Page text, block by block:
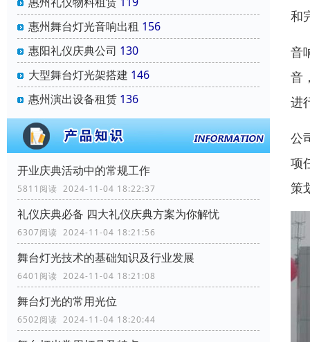
惠州舞台灯光音响出租 156
惠阳礼仪庆典公司 130
大型舞台灯光架搭建 146
惠州演出设备租赁 136
开业庆典活动中的常规工作
5811阅读 2024-11-04 18:22:37
礼仪庆典必备 四大礼仪庆典方案为你解忧
6307阅读 2024-11-04 18:21:56
舞台灯光技术的基础知识及行业发展
6401阅读 2024-11-04 18:21:08
舞台灯光的常用光位
6502阅读 2024-11-04 18:20:44
和
音
音
进
公
项
策